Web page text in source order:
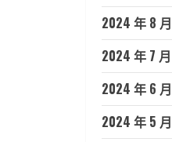
2024 年 8 月
2024 年 7 月
2024 年 6 月
2024 年 5 月